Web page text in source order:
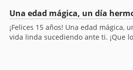
Una edad mágica, un día
¡Felices 15 años! Una edad mágica,
vida linda sucediendo ante ti. ¡Que